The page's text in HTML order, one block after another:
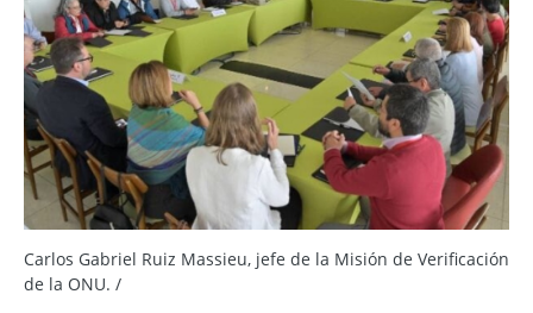
Carlos Gabriel Ruiz Massieu, jefe de la Misión de Verificación
de la ONU. /